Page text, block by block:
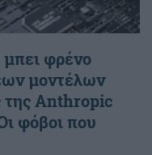
φρένο
μοντέλων
της Anthropic
φόβοι που